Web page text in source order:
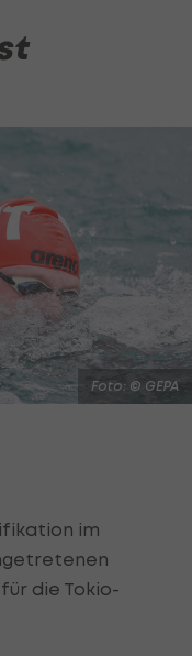
Foto: © GEPA
im
die Tokio-